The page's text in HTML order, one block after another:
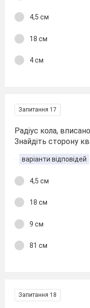
4,5 см
18 см
4 см
Запитання 17
Радіус кола,
Знайдіть сторону
варіанти відповідей
4,5 см
18 см
9 см
81 см
Запитання 18